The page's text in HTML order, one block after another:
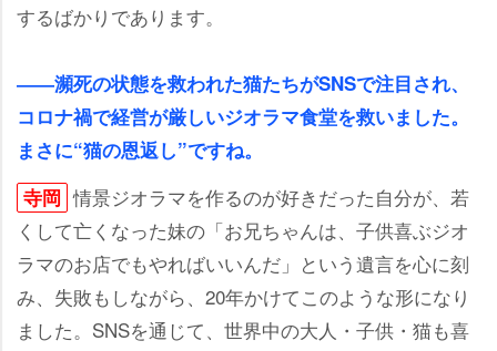
するばかりであります。
――瀕死の状態を救われた猫たちがSNSで注目され、
コロナ禍で経営が厳しいジオラマ食堂を救いました。
まさに“猫の恩返し”ですね。
寺岡 情景ジオラマを作るのが好きだった自分が、若
くして亡くなった妹の「お兄ちゃんは、子供喜ぶジオ
ラマのお店でもやればいいんだ」という遺言を心に刻
み、失敗もしながら、20年かけてこのような形になり
ました。SNSを通じて、世界中の大人・子供・猫も喜